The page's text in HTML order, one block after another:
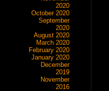
2020
October 2020
September
2020
August 2020
March 2020
February 2020
January 2020
December
2019
November
2016